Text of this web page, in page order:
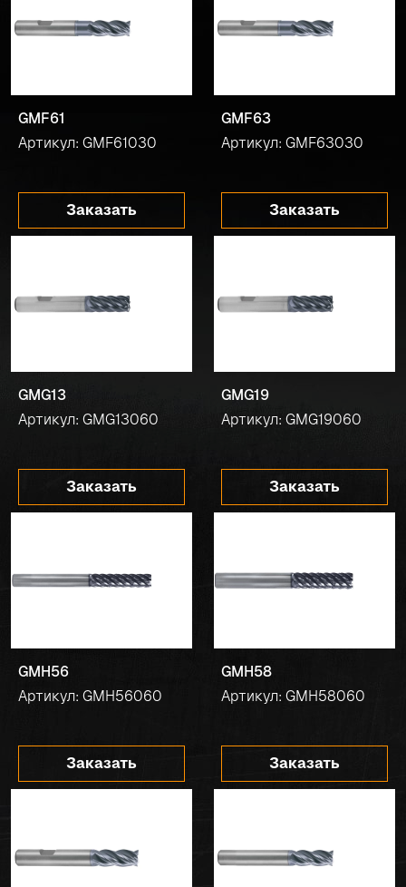
GMF61
Артикул: GMF61030
Заказать
GMF63
Артикул: GMF63030
Заказать
GMG13
Артикул: GMG13060
Заказать
GMG19
Артикул: GMG19060
Заказать
GMH56
Артикул: GMH56060
Заказать
GMH58
Артикул: GMH58060
Заказать